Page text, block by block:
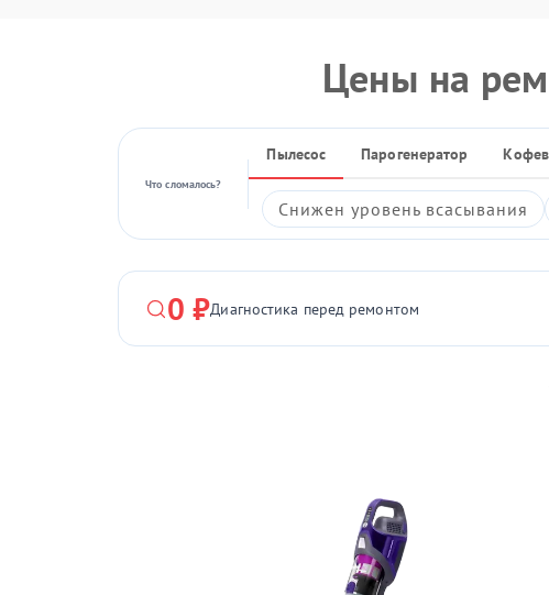
Цены на
Что сломалось?
Пылесос Парогенератор
Снижен уровень всасывания
0 ₽Диагностика перед ремонтом